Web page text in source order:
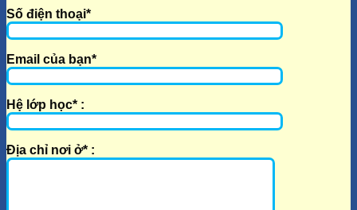
Số điện thoại*
Email của bạn*
Hệ lớp học* :
Địa chỉ nơi ở* :